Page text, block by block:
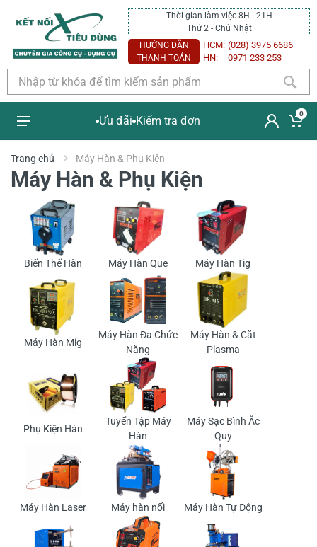
Thời gian làm việc 8H - 21H
Thứ 2 - Chủ Nhật
HƯỚNG DẪN
THANH TOÁN
HCM: (028) 3975 6686
HN:
0971 233 253
Ưu đãi Kiểm tra đơn
0
Trang chủ Máy Hàn & Phụ Kiện
Máy Hàn & Phụ Kiện
Biến Thế Hàn Máy Hàn Que Máy Hàn Tig
Máy Hàn Mig
Máy Hàn Đa Chức
Năng
Máy Hàn & Cắt
Plasma
Phụ Kiện Hàn
Tuyển Tập Máy
Hàn
Máy Sạc Bình Ắc
Quy
Máy Hàn Laser Máy hàn nối Máy Hàn Tự Động